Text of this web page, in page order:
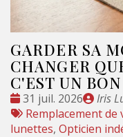
GARDER SA
CHANGER
C'EST UN
Date
:
31 juil. 2026
par
Iris
Tags
:
Remplacement de
lunettes, Opticien